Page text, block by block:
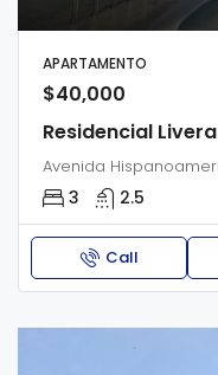
APARTAMENTO
$40,000
Residencial Livera
3 2.5
Call